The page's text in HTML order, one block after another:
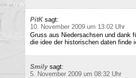
PitK sagt:
10. November 2009 um 13:02 Uhr
Gruss aus Niedersachsen und dank
die idee der historischen daten finde
Smily sagt:
5. November 2009 um 08:32 Uhr